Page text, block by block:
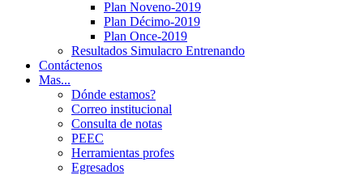
Plan Noveno-2019
Plan Décimo-2019
Plan Once-2019
Resultados Simulacro Entrenando
Contáctenos
Mas...
Dónde estamos?
Correo institucional
Consulta de notas
PEEC
Herramientas profes
Egresados